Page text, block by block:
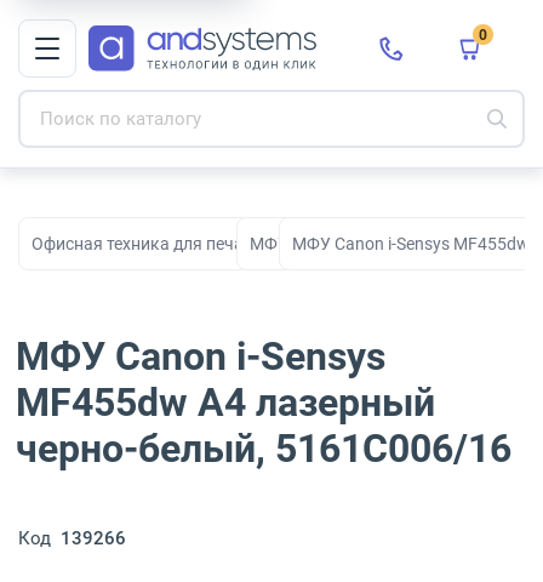
0
Офисная техника для печати, сканирования и
МФУ МФУ Canon i-Sensys MF455dw
МФУ Canon i-Sensys
MF455dw A4 лазерный
черно-белый, 5161C006/16
Код 139266